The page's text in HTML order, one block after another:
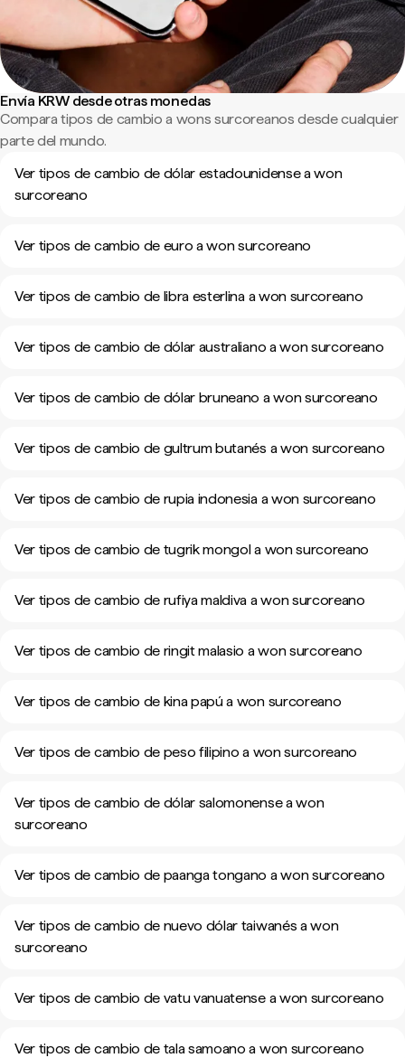
Envía KRW desde otras monedas
Compara tipos de cambio a wons surcoreanos desde cualquier
parte del mundo.
Ver tipos de cambio de dólar estadounidense a won
surcoreano
Ver tipos de cambio de euro a won surcoreano
Ver tipos de cambio de libra esterlina a won surcoreano
Ver tipos de cambio de dólar australiano a won surcoreano
Ver tipos de cambio de dólar bruneano a won surcoreano
Ver tipos de cambio de gultrum butanés a won surcoreano
Ver tipos de cambio de rupia indonesia a won surcoreano
Ver tipos de cambio de tugrik mongol a won surcoreano
Ver tipos de cambio de rufiya maldiva a won surcoreano
Ver tipos de cambio de ringit malasio a won surcoreano
Ver tipos de cambio de kina papú a won surcoreano
Ver tipos de cambio de peso filipino a won surcoreano
Ver tipos de cambio de dólar salomonense a won
surcoreano
Ver tipos de cambio de paanga tongano a won surcoreano
Ver tipos de cambio de nuevo dólar taiwanés a won
surcoreano
Ver tipos de cambio de vatu vanuatense a won surcoreano
Ver tipos de cambio de tala samoano a won surcoreano